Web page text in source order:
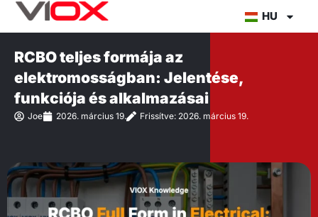
Ugrás
HU
RCBO teljes formája az
elektromosságban: Jelentése,
funkciója és alkalmazásai
Joe 2026. március 19. Frissítve: 2026. március 19.